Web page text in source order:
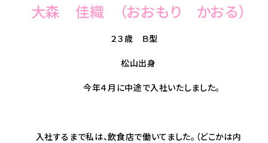
大森 佳織 （おおもり かおる）
２３歳 Ｂ型
松山出身
今年４月に中途で入社いたしました。
入社するまで私は、飲食店で働いてました。（どこかは内